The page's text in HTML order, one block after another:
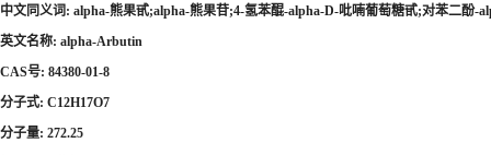
中文同义词: alpha-熊果甙;alpha-熊果苷;4-氢苯醌-alpha-D-吡喃葡萄糖甙;对苯二酚
英文名称: alpha-Arbutin
CAS号: 84380-01-8
分子式: C12H17O7
分子量: 272.25